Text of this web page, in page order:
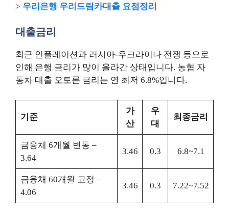
> 우리은행 우리드림카대출 요점정리
대출금리
최근 인플레이션과 러시아-우크라이나 전쟁 등으로
인해 은행 금리가 많이 올라간 상태입니다. 농협 자
동차 대출 오토론 금리는 연 최저 6.8%입니다.
기준
가
산
우
대
최종금리
금융채 6개월 변동 –
3.64
3.46 0.3 6.8~7.1
금융채 60개월 고정 –
4.06
3.46 0.3 7.22~7.52